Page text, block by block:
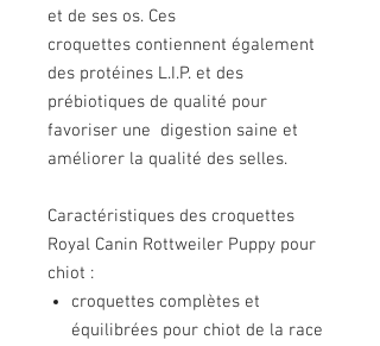
et de ses os. Ces
croquettes contiennent également
des protéines L.I.P. et des
prébiotiques de qualité pour
favoriser une digestion saine et
améliorer la qualité des selles.
Caractéristiques des croquettes
Royal Canin Rottweiler Puppy pour
chiot :
croquettes complètes et
équilibrées pour chiot de la race